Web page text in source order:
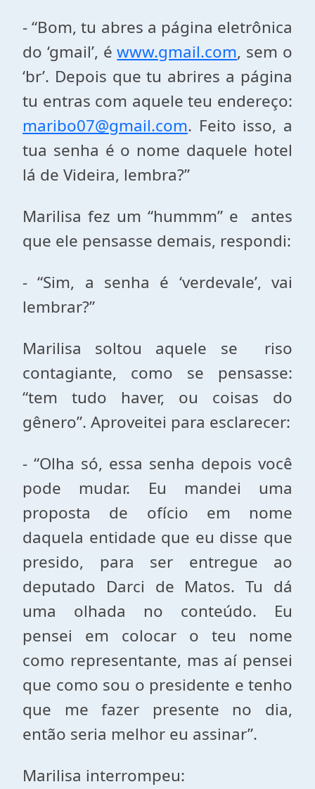
- “Bom, tu abres a página eletrônica
do ‘gmail’, éwww.gmail.com, sem o
‘br’. Depois que tu abrires a página
tu entras com aquele teu endereço:
maribo07@gmail.com. Feito isso, a
tua senha é o nome daquele hotel
lá de Videira, lembra?”
Marilisa fez um “hummm” e antes
que ele pensasse demais, respondi:
- “Sim, a senha é ‘verdevale’, vai
lembrar?”
Marilisa soltou aquele se riso
contagiante, como se pensasse:
“tem tudo haver, ou coisas do
gênero”. Aproveitei para esclarecer:
- “Olha só, essa senha depois você
pode mudar. Eu mandei uma
proposta de ofício em nome
daquela entidade que eu disse que
presido, para ser entregue ao
deputado Darci de Matos. Tu dá
uma olhada no conteúdo. Eu
pensei em colocar o teu nome
como representante, mas aí pensei
que como sou o presidente e tenho
que me fazer presente no dia,
então seria melhor eu assinar”.
Marilisa interrompeu: